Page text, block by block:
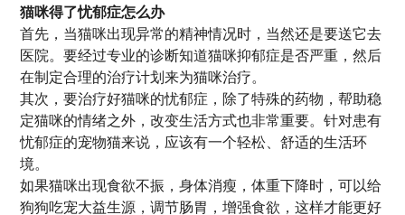
猫咪得了忧郁症怎么办
首先，当猫咪出现异常的精神情况时，当然还是要送它去
医院。要经过专业的诊断知道猫咪抑郁症是否严重，然后
在制定合理的治疗计划来为猫咪治疗。
其次，要治疗好猫咪的忧郁症，除了特殊的药物，帮助稳
定猫咪的情绪之外，改变生活方式也非常重要。针对患有
忧郁症的宠物猫来说，应该有一个轻松、舒适的生活环
境。
如果猫咪出现食欲不振，身体消瘦，体重下降时，可以给
狗狗吃宠大益生源，调节肠胃，增强食欲，这样才能更好